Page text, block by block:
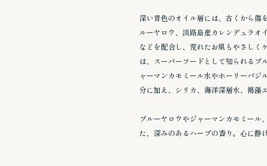
深い青色のオイル層には、古くから傷
ルーヤロウ、淡路島産カレンデュラオ
などを配合し、荒れたお肌もやさしく
は、スーパーフードとして知られるブ
ャーマンカモミール水やホーリーバジ
分に加え、シリカ、海洋深層水、褐藻
ブルーヤロウやジャーマンカモミール
た、深みのあるハーブの香り。心に静